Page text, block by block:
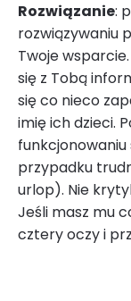
Rozwiązanie:
rozwiązywaniu
Twoje
się z Tobą
się co nieco
imię ich dzieci.
funkcjonowaniu
przypadku
urlop). Nie
Jeśli masz mu
cztery oczy i